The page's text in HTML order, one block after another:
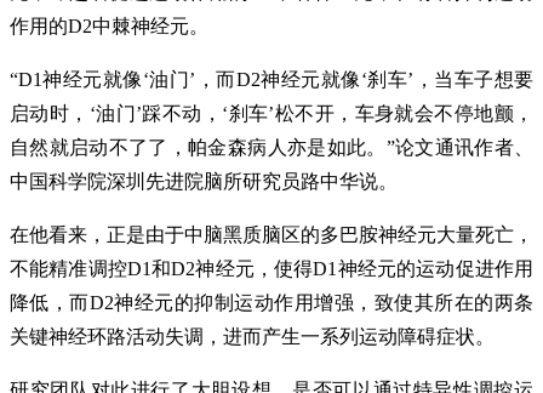
作用的D2中棘神经元。
“D1神经元就像‘油门’，而D2神经元就像‘刹车’，当车子想要
启动时，‘油门’踩不动，‘刹车’松不开，车身就会不停地颤，
自然就启动不了了，帕金森病人亦是如此。”论文通讯作者、
中国科学院深圳先进院脑所研究员路中华说。
在他看来，正是由于中脑黑质脑区的多巴胺神经元大量死亡，
不能精准调控D1和D2神经元，使得D1神经元的运动促进作用
降低，而D2神经元的抑制运动作用增强，致使其所在的两条
关键神经环路活动失调，进而产生一系列运动障碍症状。